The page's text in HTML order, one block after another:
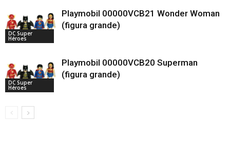
DC Super
Héroes
Playmobil 00000VCB21 Wonder Woman
(figura grande)
DC Super
Héroes
Playmobil 00000VCB20 Superman
(figura grande)